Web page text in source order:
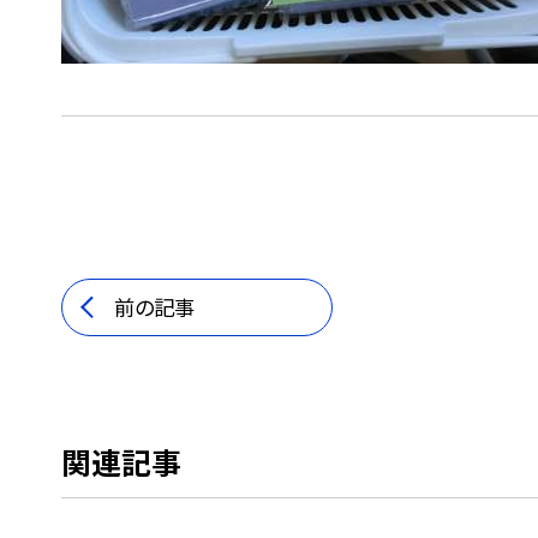
前の記事
関連記事